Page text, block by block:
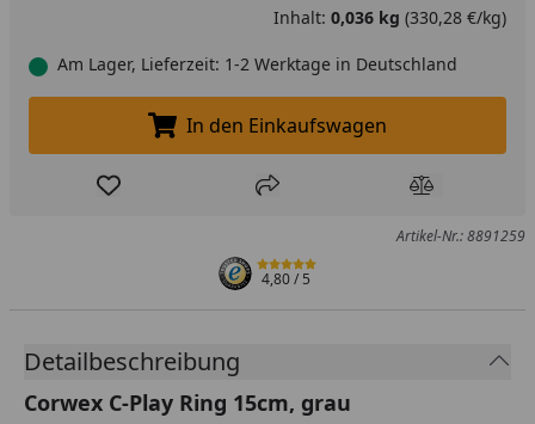
Inhalt: 0,036 kg (330,28 €/kg)
Am Lager, Lieferzeit: 1-2 Werktage in Deutschland
In den Einkaufswagen legen
In den Einkaufswagen
Produkt zur Wunschliste hinzufügen
Teilen Produkt
Artikel-Nr.: 8891259
4,80/ 5
Detailbeschreibung
Corwex C-Play Ring 15cm, grau